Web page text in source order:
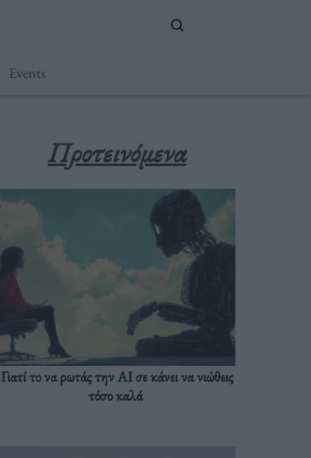
Events
Προτεινόμενα
Γιατί το να ρωτάς την AI σε κάνει να νιώθεις
τόσο καλά